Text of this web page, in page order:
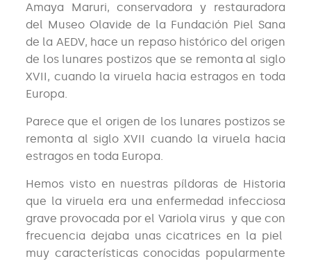
Amaya Maruri, conservadora y restauradora
del Museo Olavide de la Fundación Piel Sana
de la AEDV, hace un repaso histórico del origen
de los lunares postizos que se remonta al siglo
XVII, cuando la viruela hacia estragos en toda
Europa.
Parece que el origen de los lunares postizos se
remonta al siglo XVII cuando la viruela hacia
estragos en toda Europa.
Hemos visto en nuestras píldoras de Historia
que la viruela era una enfermedad infecciosa
grave provocada por el Variola virus y que con
frecuencia dejaba unas cicatrices en la piel
muy características conocidas popularmente